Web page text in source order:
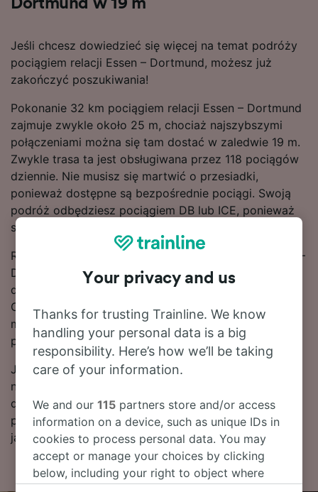
Dortmund w 19 m
Jeśli chcesz dowiedzieć się więcej na temat podróży
pociągiem relacji Essen – Dortmund, możesz już
zakończyć poszukiwania!
Pokonanie 32 km pociągiem relacji Essen – Dortmund
zajmuje zwykle około 25 m, chociaż najszybszymi
połączeniami można się tam dostać w zaledwie 19 m.
Zwykle trasa ta jest obsługiwana przez 118 pociągów
dziennie. Nie musisz się martwić o przesiadki,
ponieważ dostępne są bezpośrednie pociągi. Swoją
podróż odbędziesz pociągiem DB lub ICE, ponieważ
są to główni przewoźnicy obsługujący tę trasę.
Rezerwuj bilety kolejowe na przejazd na trasie Essen –
Dortmund z wyprzedzeniem zamiast kupować je w
dniu podróży, aby załapać się na najtańsze taryfy.
Ceny biletów na przejazd na trasie Essen – Dortmund
można znaleźć za pomocą naszego narzędzia do
planowania podróży.
Jeśli chcesz dokonać rezerwacji, już dziś poszukaj w
naszym serwisie tanich biletów kolejowych. Czytaj
dalej, aby znaleźć więcej informacji na temat podróży
pociągiem do stacji Dortmund, w tym nasz rozkład
jazdy zawierający pierwszy i ostatni kurs.
Your privacy and us
Thanks for trusting Trainline. We know
handling your personal data is a big
responsibility. Here’s how we’ll be taking
care of your information.
We and our115 partners store and/or access
information on a device, such as unique IDs in
cookies to process personal data. You may
accept or manage your choices by clicking
below, including your right to object where